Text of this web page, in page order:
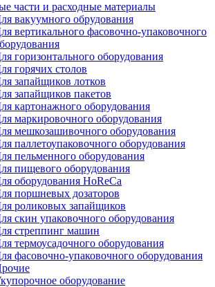
части и расходные материалы
вакуумного обрудования
вертикального фасовочно-упаковочного
горизонтального оборудования
горячих столов
запайщиков лотков
запайщиков пакетов
картонажного оборудования
маркировочного оборудования
мешкозашивочного оборудования
паллетоупаковочного оборудования
пельменного оборудования
пищевого оборудования
оборудования HoReCa
поршневых дозаторов
роликовых запайщиков
скин упаковочного оборудования
стреппинг машин
термоусадочного оборудования
фасовочно-упаковочного оборудования
оборудование